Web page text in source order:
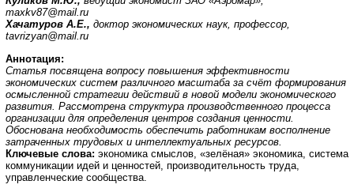
maxkv87@mail.ru
Хачатуров А.Е., доктор экономических наук, профессор,
tavrizyan@mail.ru
Аннотация:
Статья посвящена вопросу повышения эффективности
экономических систем различного масштаба за счёт формирования
осмысленной стратегии действий в новой модели экономического
развития. Рассмотрена структура производственного процесса
организации для определения центров создания ценности.
Обоснована необходимость обеспечить работникам восполнение
затраченных трудовых и интеллектуальных ресурсов.
Ключевые слова: экономика смыслов, «зелёная» экономика, система
коммуникации идей и ценностей, производительность труда,
управленческие сообщества.